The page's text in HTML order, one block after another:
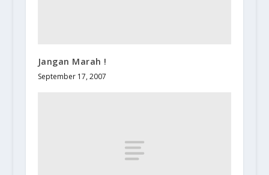
Jangan Marah !
September 17, 2007